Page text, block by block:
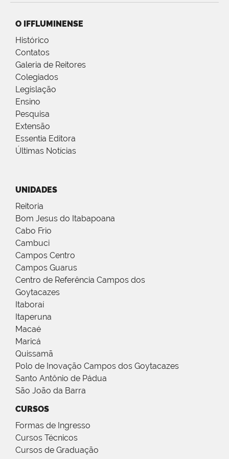
O IFFLUMINENSE
Histórico
Contatos
Galeria de Reitores
Colegiados
Legislação
Ensino
Pesquisa
Extensão
Essentia Editora
Últimas Notícias
UNIDADES
Reitoria
Bom Jesus do Itabapoana
Cabo Frio
Cambuci
Campos Centro
Campos Guarus
Centro de Referência Campos dos
Goytacazes
Itaboraí
Itaperuna
Macaé
Maricá
Quissamã
Polo de Inovação Campos dos Goytacazes
Santo Antônio de Pádua
São João da Barra
CURSOS
Formas de Ingresso
Cursos Técnicos
Cursos de Graduação